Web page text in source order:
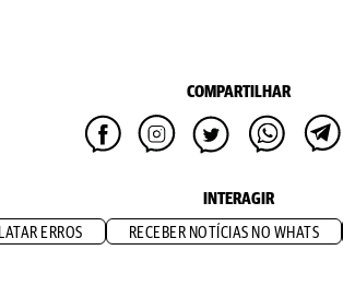
COMPARTILHAR
INTERAGIR
ERROS RECEBER NOTÍCIAS NO WHATS